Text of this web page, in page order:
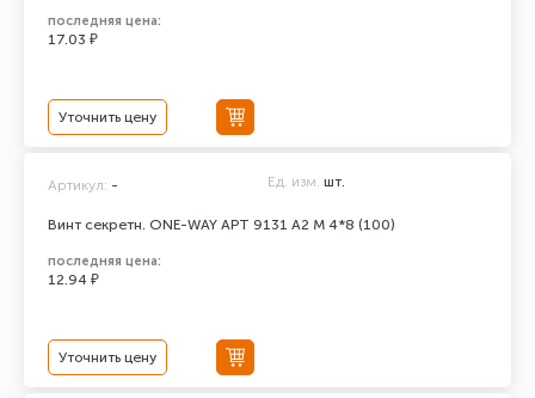
последняя цена:
17.03 ₽
Уточнить цену
Винт секретн. ONE-WAY АРТ 9131 А2 M 4*8 (100)
Артикул: - Ед. изм. шт.
последняя цена:
12.94 ₽
Уточнить цену